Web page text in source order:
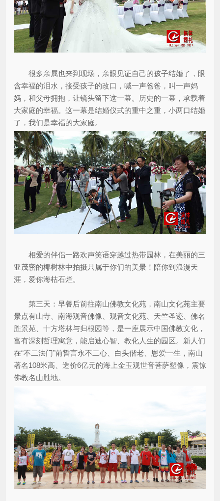
很多亲属也来到现场，亲眼见证自己的孩子结婚了，眼
含幸福的泪水，接受孩子的改口，喊一声爸爸，叫一声妈
妈，和父母拥抱，让镜头留下这一幕。历史的一幕，承载着
大家庭的幸福。这一幕是结婚仪式的重中之重，小两口结婚
了，我们是幸福的大家庭。
相爱的伴侣一路欢声笑语穿越过热带园林，在美丽的三
亚茂密的椰树林中拍摄只属于你们的美景！陪你到浪漫天
涯，爱你海枯石烂。
第三天：早餐后前往南山佛教文化苑，南山文化苑主要
景点有山寺、南海观音佛像、观音文化苑、天竺圣迹、佛名
胜景苑、十方塔林与归根园等，是一座展示中国佛教文化，
富有深刻哲理寓意，能启迪心智、教化人生的园区。新人们
在“不二法门”前誓言永不二心、白头偕老、恩爱一生，南山
著名108米高、造价6亿元的海上金玉观世音菩萨塑像，震惊
佛教名山胜地。